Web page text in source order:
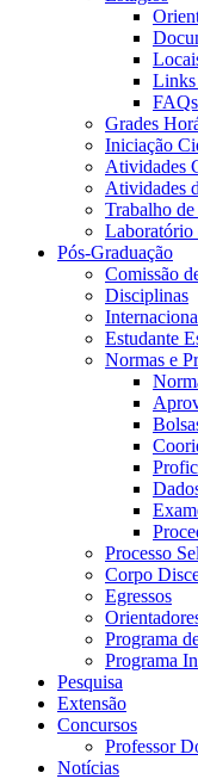
FAQs
Grades
Iniciação
Atividades
Atividades
Trabalho
Laboratório
Pós-Graduação
Comissão
Disciplinas
Estudante
Normas e
Processo
Corpo
Egressos
Programa
Programa
Pesquisa
Extensão
Concursos
Professor
Notícias